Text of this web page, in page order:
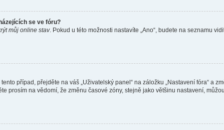
se ve fóru?
můj online stav. Pokud u této možnosti nastavíte „Ano“, budete na seznamu
případ, přejděte na váš „Uživatelský panel“ na záložku „Nastavení fóra“ a
prosím na vědomí, že změnu časové zóny, stejně jako většinu nastavení,